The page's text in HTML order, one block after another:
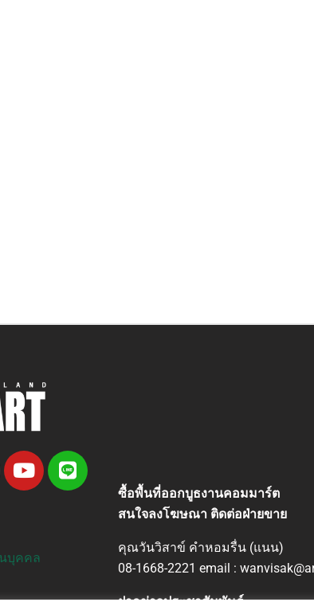
บุคคล
ซื้อพื้นที่ออกบูธงานคอมมาร์ต
สนใจลงโฆษณา ติดต่อฝ่ายขาย
คุณวันวิสาข์ คำหอมรื่น (แนน)
08-1668-2221 email :